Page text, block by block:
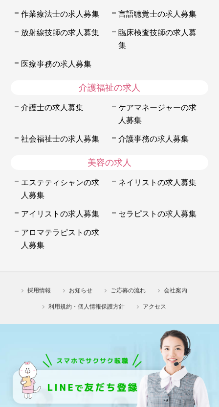
作業療法士の求人募集 言語聴覚士の求人募集
放射線技師の求人募集
臨床検査技師の求人募
集
医療事務の求人募集
介護福祉の求人
介護士の求人募集
ケアマネージャーの求
人募集
社会福祉士の求人募集 介護事務の求人募集
美容の求人
エステティシャンの求
人募集
ネイリストの求人募集
アイリストの求人募集 セラピストの求人募集
アロマテラピストの求
人募集
採用情報 お知らせ ご応募の流れ 会社案内
利用規約・個人情報保護方針 アクセス